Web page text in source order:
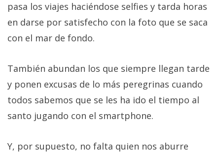
pasa los viajes haciéndose selfies y tarda horas
en darse por satisfecho con la foto que se saca
con el mar de fondo.
También abundan los que siempre llegan tarde
y ponen excusas de lo más peregrinas cuando
todos sabemos que se les ha ido el tiempo al
santo jugando con el smartphone.
Y, por supuesto, no falta quien nos aburre